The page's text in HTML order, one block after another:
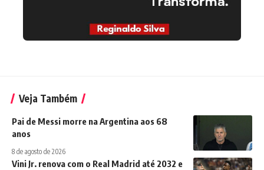
Veja Também
Pai de Messi morre na Argentina aos 68
anos
8 de agosto de 2026
Vini Jr. renova com o Real Madrid até 2032 e